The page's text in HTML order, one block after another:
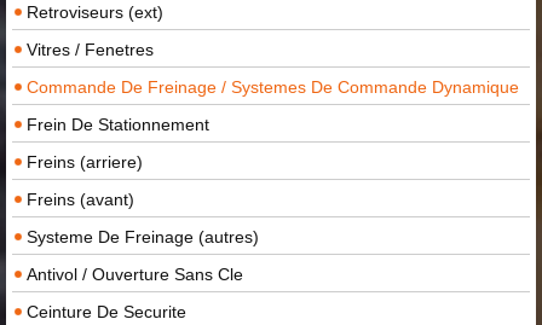
Retroviseurs (ext)
Vitres / Fenetres
Commande De Freinage / Systemes De Commande Dynamique
Frein De Stationnement
Freins (arriere)
Freins (avant)
Systeme De Freinage (autres)
Antivol / Ouverture Sans Cle
Ceinture De Securite